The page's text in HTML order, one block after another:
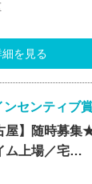
細を見る
センティブ
屋】随時募
ム上場／宅…